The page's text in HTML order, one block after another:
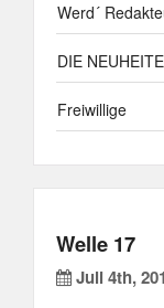
Werd´
DIE
Freiwillige
Welle 17
Juli 4th,